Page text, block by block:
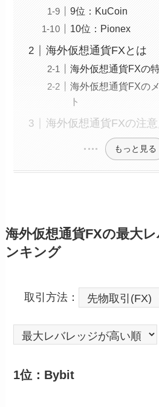
9位：KuCoin
10位：Pionex
海外仮想通貨FXとは
海外仮想通貨FXの
海外仮想通貨FXの
ト
海外仮想通貨FXの注意
もっと見る
海外仮想通貨FXの最大
ンキング
取引方法：
1位：Bybit